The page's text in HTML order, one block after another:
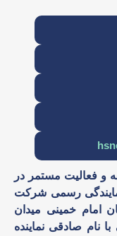
با 50 سال تجربه و فعالیت مستمر در
رسمی شرکت
خیابان امام خمینی میدان
نام صادقی نماینده